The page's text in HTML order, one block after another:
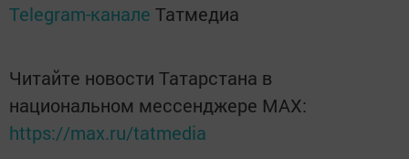
Telegram-канале Татмедиа
Читайте новости Татарстана в
национальном мессенджере MАХ:
https://max.ru/tatmedia